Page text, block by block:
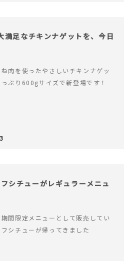
満足なチキンナゲットを、今日
肉を使ったやさしいチキンナゲッ
っぷり600gサイズで新登場です！
シチューがレギュラーメニュ
間限定メニューとして販売してい
シチューが帰ってきました